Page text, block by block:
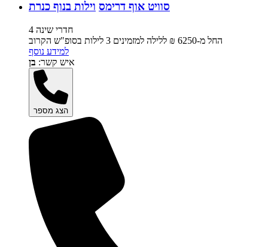
סוויט אוף דרימס וילות בנוף כנרת
4 חדרי שינה
החל מ-‏6250 ₪ ללילה למזמינים 3 לילות בסופ"ש הקרוב
למידע נוסף
איש קשר: בן
הצג מספר